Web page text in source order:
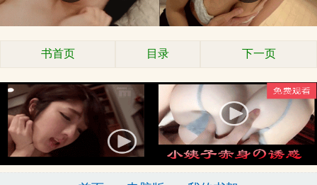
书首页 目录 下一页